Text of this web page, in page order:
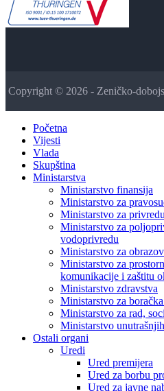
Copyright © 2026 - Zeničko-
Početna
Vijesti
Vlada
Skupština
Ministarstva
Ministarstvo finansija
Ministarstvo za
Ministarstvo za privredu
Ministarstvo za
vodoprivredu
Ministarstvo za
Ministarstvo za
komunikacije i zaštitu
Ministarstvo zdravstva
Ministarstvo za
Ministarstvo za rad,
Ministarstvo
Ostali organi
Uredi
Ured premijera
Ured za borbu
Ured za javne